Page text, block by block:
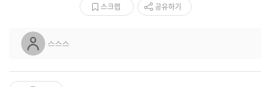
스크랩 공유하기
스스스